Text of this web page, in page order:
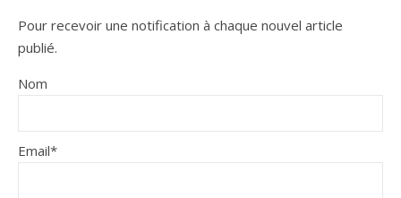
Pour recevoir une notification à chaque nouvel article
publié.
Nom
Email*